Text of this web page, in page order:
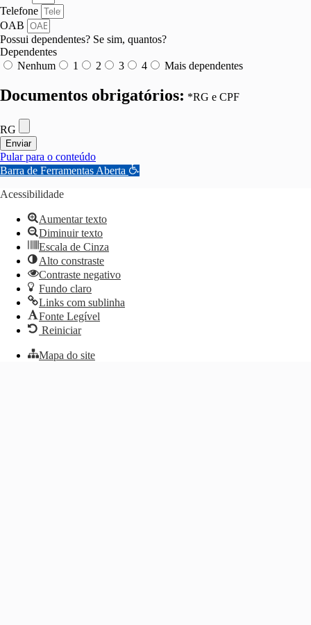
Telefone
OAB
Possui dependentes? Se sim, quantos?
Dependentes
Nenhum
1 2 3 4 Mais dependentes
Documentos obrigatórios: *RG e CPF
RG
Enviar
Pular para o conteúdo
Barra de Ferramentas Aberta
Acessibilidade
Aumentar texto
Diminuir texto
Escala de Cinza
Alto constraste
Contraste negativo
Fundo claro
Links com sublinha
Fonte Legível
Reiniciar
Mapa do site